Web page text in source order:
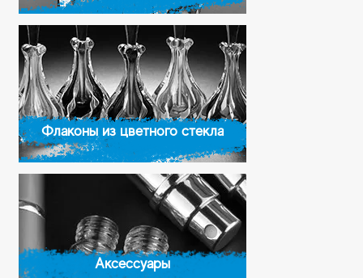
Флаконы из цветного стекла
Аксессуары